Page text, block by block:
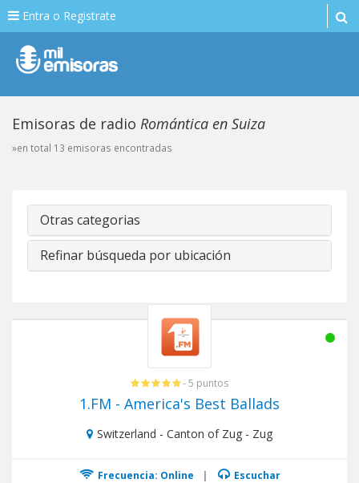
Entra o Registrate
Emisoras de radio Romántica en Suiza
»en total 13 emisoras encontradas
Otras categorias
Refinar búsqueda por ubicación
- 5 puntos
1.FM - America's Best Ballads
Switzerland - Canton of Zug - Zug
Frecuencia: Online | Escuchar